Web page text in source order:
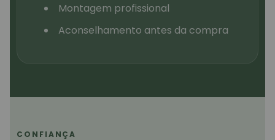
Montagem profissional
Aconselhamento antes da compra
CONFIANÇA